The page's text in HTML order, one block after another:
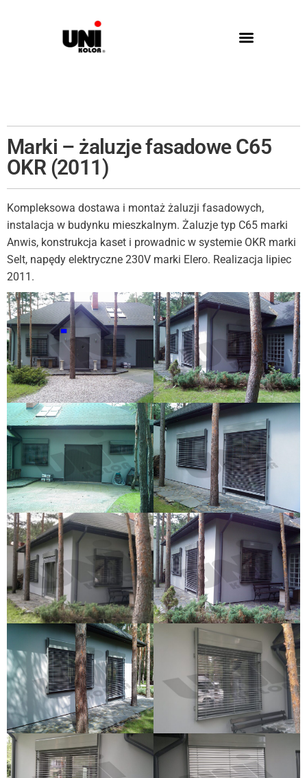
Marki – żaluzje fasadowe C65
OKR (2011)
Kompleksowa dostawa i montaż żaluzji fasadowych,
instalacja w budynku mieszkalnym. Żaluzje typ C65 marki
Anwis, konstrukcja kaset i prowadnic w systemie OKR marki
Selt, napędy elektryczne 230V marki Elero. Realizacja lipiec
2011.